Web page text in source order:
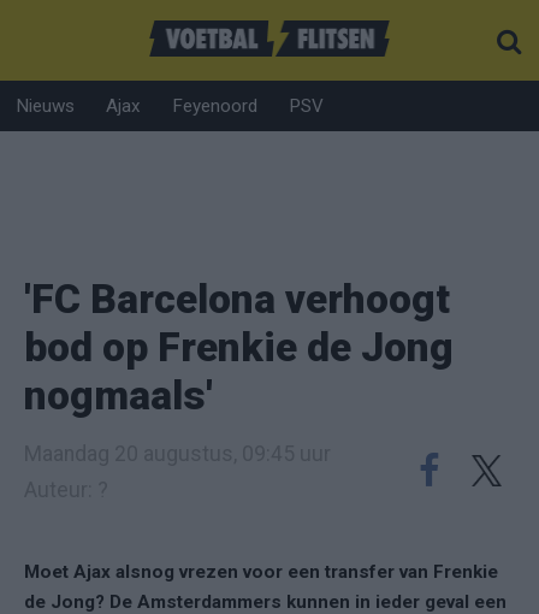
Nieuws Ajax Feyenoord PSV
'FC Barcelona verhoogt
bod op Frenkie de Jong
nogmaals'
Moet Ajax alsnog vrezen voor een transfer van Frenkie
de Jong? De Amsterdammers kunnen in ieder geval een